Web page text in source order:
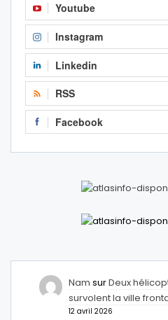
Youtube
Instagram
Linkedin
RSS
Facebook
Nam surDeux
survolent la ville
12 avril 2026